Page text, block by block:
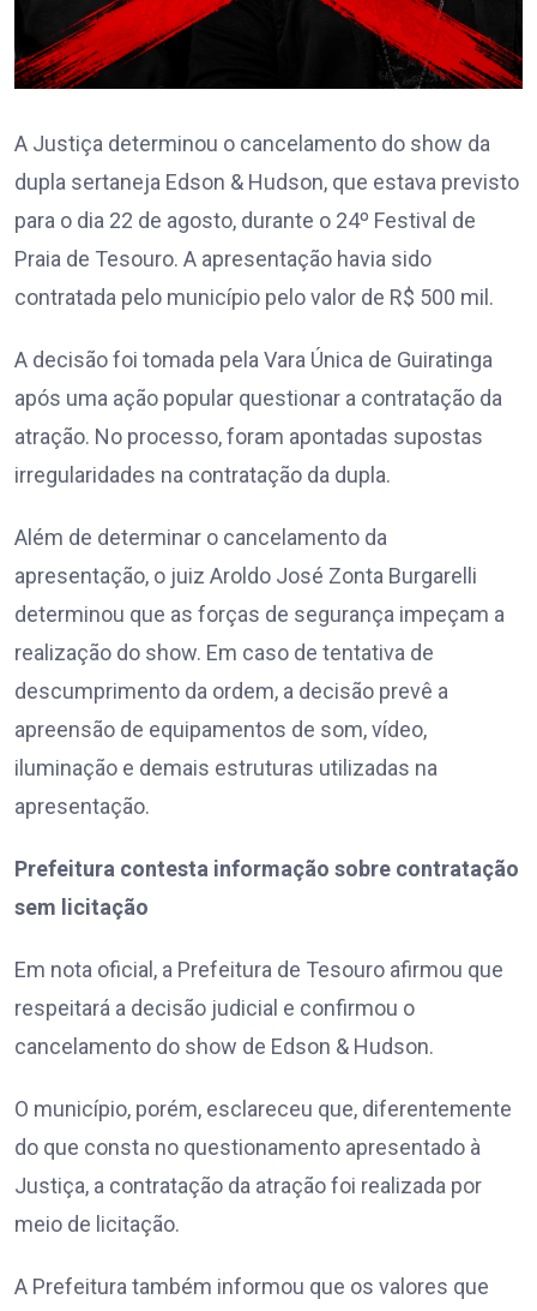
A Justiça determinou o cancelamento do show da
dupla sertaneja Edson & Hudson, que estava previsto
para o dia 22 de agosto, durante o 24º Festival de
Praia de Tesouro. A apresentação havia sido
contratada pelo município pelo valor de R$ 500 mil.
A decisão foi tomada pela Vara Única de Guiratinga
após uma ação popular questionar a contratação da
atração. No processo, foram apontadas supostas
irregularidades na contratação da dupla.
Além de determinar o cancelamento da
apresentação, o juiz Aroldo José Zonta Burgarelli
determinou que as forças de segurança impeçam a
realização do show. Em caso de tentativa de
descumprimento da ordem, a decisão prevê a
apreensão de equipamentos de som, vídeo,
iluminação e demais estruturas utilizadas na
apresentação.
Prefeitura contesta informação sobre contratação
sem licitação
Em nota oficial, a Prefeitura de Tesouro afirmou que
respeitará a decisão judicial e confirmou o
cancelamento do show de Edson & Hudson.
O município, porém, esclareceu que, diferentemente
do que consta no questionamento apresentado à
Justiça, a contratação da atração foi realizada por
meio de licitação.
A Prefeitura também informou que os valores que